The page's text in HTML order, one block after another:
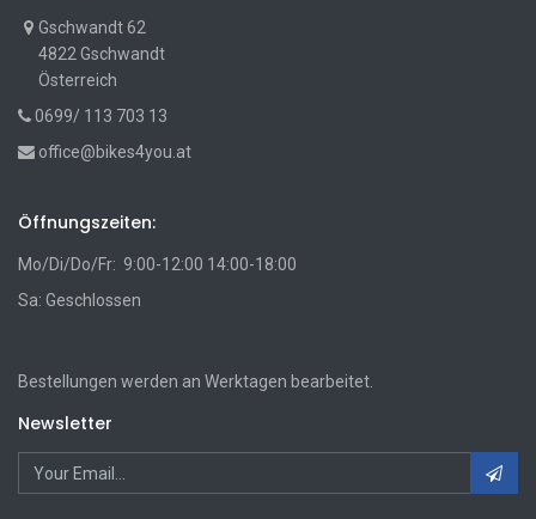
Gschwandt 62
4822 Gschwandt
Österreich
0699/ 113 703 13
office@bikes4you.at
Öffnungszeiten:
Mo/Di/Do/Fr: 9:00-12:00 14:00-18:00
Sa: Geschlossen
Bestellungen werden an Werktagen bearbeitet.
Newsletter